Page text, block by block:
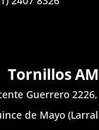
Tornillos AM
Guerrero 2226,
de Mayo